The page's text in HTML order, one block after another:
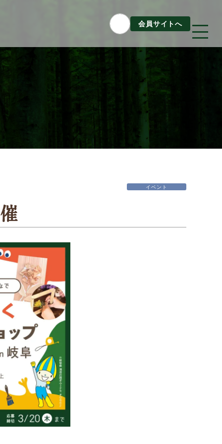
会員サイトへ
Column
構造材パッケージ
知ってほしい木のコト森のコト
Dr.みのりんの実験室
対談シリーズ
ぎふの木コラム
イベント